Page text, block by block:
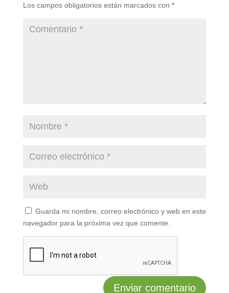
Los campos obligatorios están marcados con *
Guarda mi nombre, correo electrónico y web en este
navegador para la próxima vez que comente.